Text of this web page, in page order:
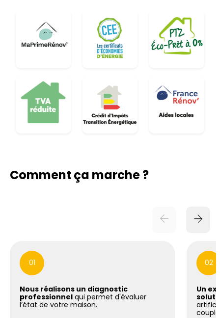
Comment ça marche ?
01
Nous réalisons un diagnostic
professionnel qui permet d'évaluer
l’état de votre maison.
02
Un